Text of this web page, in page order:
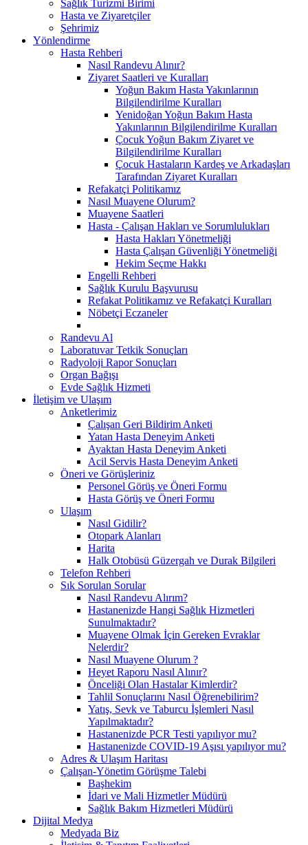
Sağlık Turizmi Birimi
Hasta ve Ziyaretçiler
Şehrimiz
Yönlendirme
Hasta Rehberi
Nasıl Randevu Alınır?
Ziyaret Saatleri ve Kuralları
Yoğun Bakım Hasta Yakınlarının
Bilgilendirilme Kuralları
Yenidoğan Yoğun Bakım Hasta
Yakınlarının Bilgilendirilme Kuralları
Çocuk Yoğun Bakım Ziyaret ve
Bilgilendirilme Kuralları
Çocuk Hastaların Kardeş ve Arkadaşları
Tarafından Ziyaret Kuralları
Refakatçi Politikamız
Nasıl Muayene Olurum?
Muayene Saatleri
Hasta - Çalışan Hakları ve Sorumlulukları
Hasta Hakları Yönetmeliği
Hasta Çalışan Güvenliği Yönetmeliği
Hekim Seçme Hakkı
Engelli Rehberi
Sağlık Kurulu Başvurusu
Refakat Politikamız ve Refakatçi Kuralları
Nöbetçi Eczaneler
Randevu Al
Laboratuvar Tetkik Sonuçları
Radyoloji Rapor Sonuçları
Organ Bağışı
Evde Sağlık Hizmeti
İletişim ve Ulaşım
Anketlerimiz
Çalışan Geri Bildirim Anketi
Yatan Hasta Deneyim Anketi
Ayaktan Hasta Deneyim Anketi
Acil Servis Hasta Deneyim Anketi
Öneri ve Görüşleriniz
Personel Görüş ve Öneri Formu
Hasta Görüş ve Öneri Formu
Ulaşım
Nasıl Gidilir?
Otopark Alanları
Harita
Halk Otobüsü Güzergah ve Durak Bilgileri
Telefon Rehberi
Sık Sorulan Sorular
Nasıl Randevu Alırım?
Hastanenizde Hangi Sağlık Hizmetleri
Sunulmaktadır?
Muayene Olmak İçin Gereken Evraklar
Nelerdir?
Nasıl Muayene Olurum ?
Heyet Raporu Nasıl Alınır?
Önceliği Olan Hastalar Kimlerdir?
Tahlil Sonuçlarını Nasıl Öğrenebilirim?
Yatış, Sevk ve Taburcu İşlemleri Nasıl
Yapılmaktadır?
Hastanenizde PCR Testi yapılıyor mu?
Hastanenizde COVID-19 Aşısı yapılıyor mu?
Adres & Ulaşım Haritası
Çalışan-Yönetim Görüşme Talebi
Başhekim
İdari ve Mali Hizmetler Müdürü
Sağlık Bakım Hizmetleri Müdürü
Dijital Medya
Medyada Biz